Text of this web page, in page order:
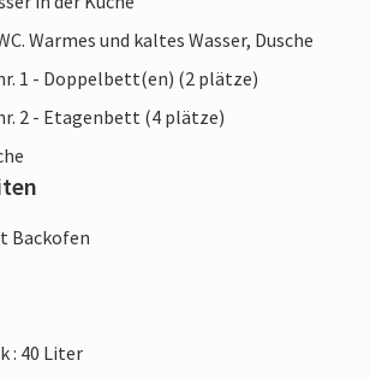
Warmes und kaltes Wasser, Dusche
1 - Doppelbett(en) (2 plätze)
2 - Etagenbett (4 plätze)
Backofen
: 40 Liter